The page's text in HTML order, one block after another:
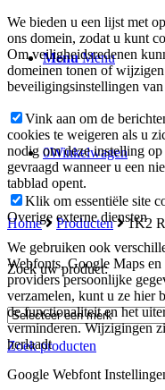
Menu Menu
0Winkelwagen
Home Producten 1K2
Zoek uw product:
Zoek producten
We bieden u een lijst met
ons domein, zodat u kunt
Om veiligheidsredenen
domeinen tonen of
beveiligingsinstellingen
Vink aan om de
cookies te weigeren als u
nodig om deze instelling
gevraagd wanneer u een
tabblad opent.
Klik om essentiële site
Overige externe diensten
We gebruiken ook
Webfonts, Google Maps
providers persoonlijke
verzamelen, kunt u ze hier
de functionaliteit en het
verminderen. Wijzigingen
herlaadt
Google Webfont